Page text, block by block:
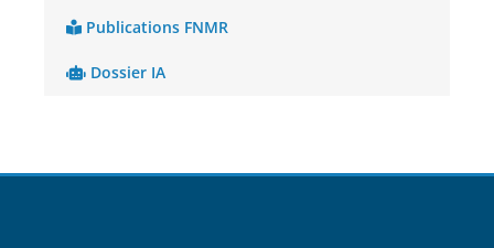
Publications FNMR
Dossier IA